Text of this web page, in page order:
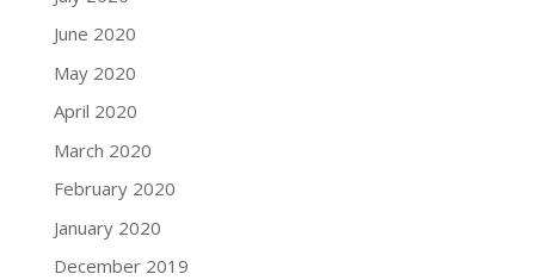
June 2020
May 2020
April 2020
March 2020
February 2020
January 2020
December 2019